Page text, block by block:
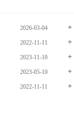
2026-03-04
2022-11-11
2023-11-10
2023-05-10
2022-11-11